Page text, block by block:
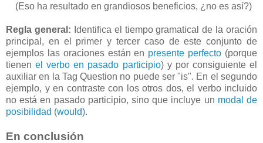
(Eso ha resultado en grandiosos beneficios, ¿no es así?)
Regla general: Identifica el tiempo gramatical de la oración
principal, en el primer y tercer caso de este conjunto de
ejemplos las oraciones están en presente perfecto (porque
tienenel verbo en pasado participio) y por consiguiente el
auxiliar en la Tag Question no puede ser "is". En el segundo
ejemplo, y en contraste con los otros dos, el verbo incluido
no está en pasado participio, sino que incluye un modal de
posibilidad (would).
En conclusión